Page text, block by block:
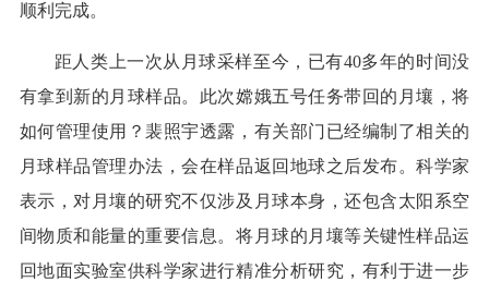
顺利完成。
距人类上一次从月球采样至今，已有40多年的时间没
有拿到新的月球样品。此次嫦娥五号任务带回的月壤，将
如何管理使用？裴照宇透露，有关部门已经编制了相关的
月球样品管理办法，会在样品返回地球之后发布。科学家
表示，对月壤的研究不仅涉及月球本身，还包含太阳系空
间物质和能量的重要信息。将月球的月壤等关键性样品运
回地面实验室供科学家进行精准分析研究，有利于进一步